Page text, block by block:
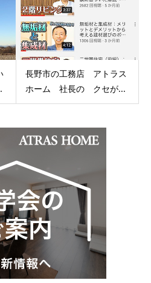
長野市の工務店 アトラス
ホーム 社長の クセが...